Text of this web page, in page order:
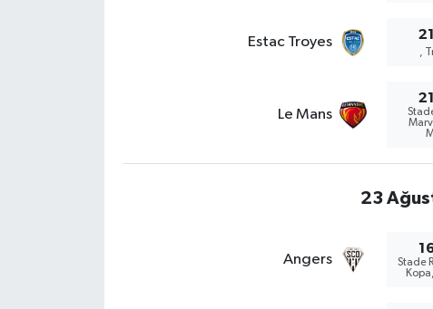
Estac Troyes
,
Le Mans
23
Angers
Stade